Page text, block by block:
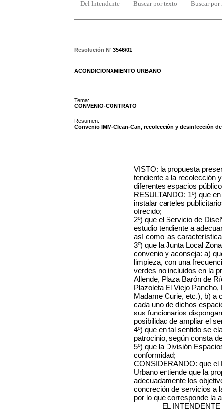
Del Intendente Buscar por texto Buscar por
Resolución N° 3546/01
ACONDICIONAMIENTO URBANO
Tema:
CONVENIO-CONTRATO
Resumen:
Convenio IMM-Clean-Can, recolección y desinfección
VISTO: la propuesta
tendiente a la recolección
diferentes espacios
RESULTANDO: 1º) que
instalar carteles
ofrecido;
2º) que el Servicio de
estudio tendiente a
así como las
3º) que la Junta Local
convenio y aconseja: a)
limpieza, con una
verdes no incluidos en la
Allende, Plaza Barón de
Plazoleta El Viejo
Madame Curie, etc.), b) a
cada uno de dichos
sus funcionarios
posibilidad de ampliar el
4º) que en tal sentido se
patrocinio, según consta
5º) que la División
conformidad;
CONSIDERANDO: que el
Urbano entiende que la
adecuadamente los
concreción de servicios a
por lo que corresponde la
EL